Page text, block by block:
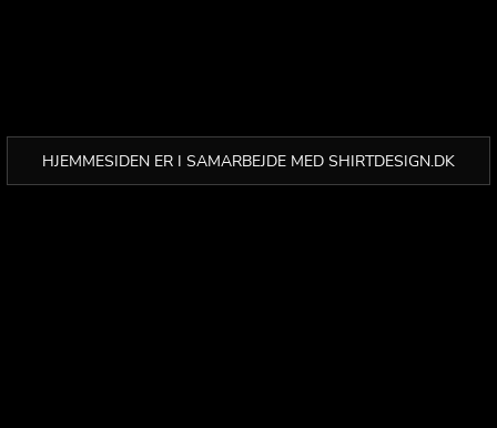
HJEMMESIDEN ER I SAMARBEJDE MED SHIRTDESIGN.DK